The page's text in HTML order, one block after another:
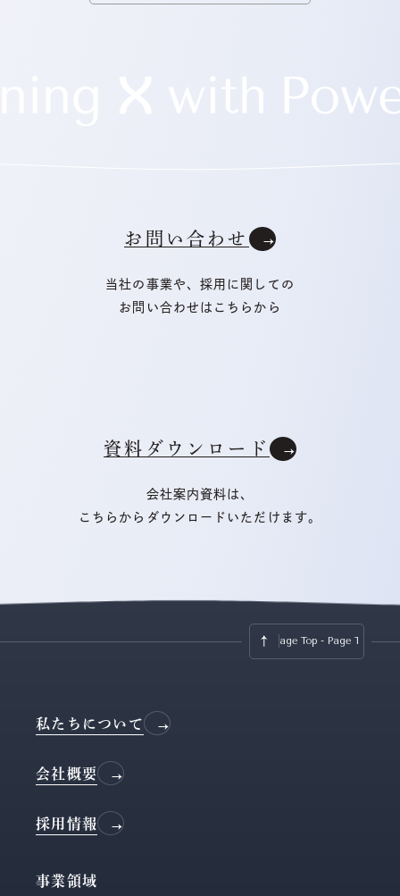
お問い合わせ
当社の事業や、採用に関しての
お問い合わせはこちらから
資料ダウンロード
会社案内資料は、
こちらからダウンロードいただけます。
Page Top - Page Top - Page
私たちについて
会社概要
採用情報
事業領域